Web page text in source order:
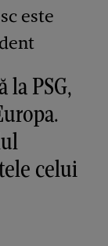
la PSG,
celui